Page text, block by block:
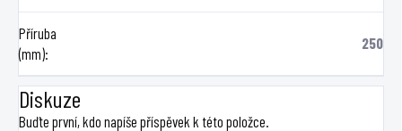
Příruba
(mm):
250
Diskuze
Buďte první, kdo napíše příspěvek k této položce.